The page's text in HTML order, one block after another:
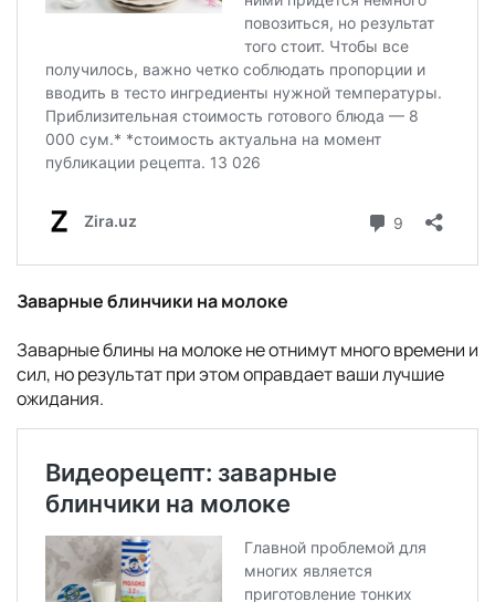
Заварные блинчики на молоке
Заварные блины на молоке не отнимут много времени и
сил, но результат при этом оправдает ваши лучшие
ожидания.